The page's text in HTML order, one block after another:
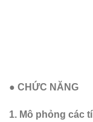
● CHỨC NĂNG
1. Mô phỏng các